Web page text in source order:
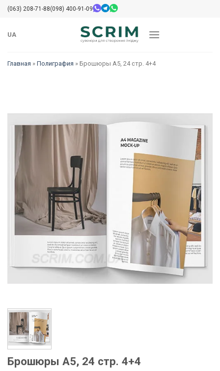
Skip
content
(063) 208-71-88(098) 400-91-09
UA
Главная » Полиграфия » Брошюры А5, 24 стр. 4+4
Брошюры А5, 24 стр. 4+4